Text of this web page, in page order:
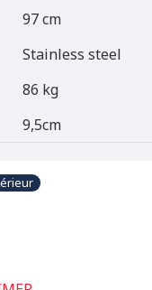
97 cm
Stainless steel
86 kg
9,5cm